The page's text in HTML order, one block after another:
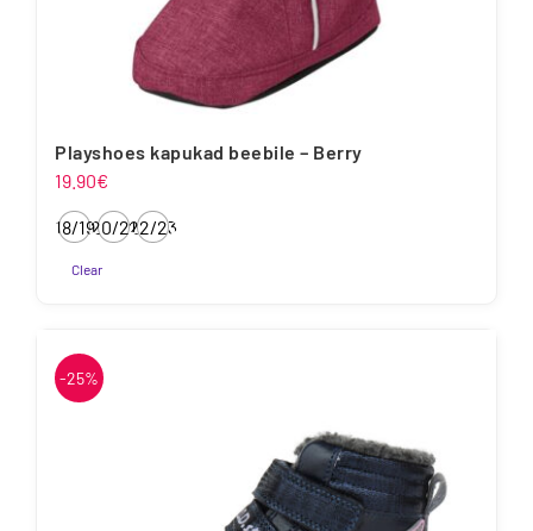
Playshoes kapukad beebile – Berry
19.90€
18/1920/2122/23
Clear
on
mitu
-25%